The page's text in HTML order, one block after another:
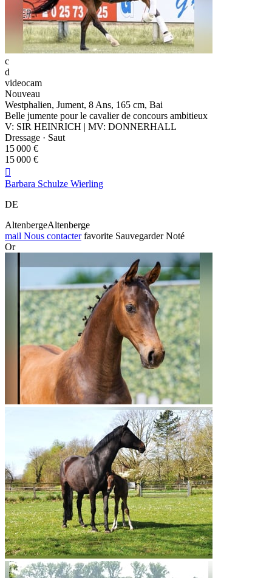
c
d
videocam
Nouveau
Westphalien, Jument, 8 Ans, 165 cm, Bai
Belle jumente pour le cavalier de concours ambitieux
V: SIR HEINRICH | MV: DONNERHALL
Dressage · Saut
15 000 €
15 000 €

Barbara Schulze Wierling
DE
AltenbergeAltenberge
mail Nous contacter favorite Sauvegarder Noté
Or